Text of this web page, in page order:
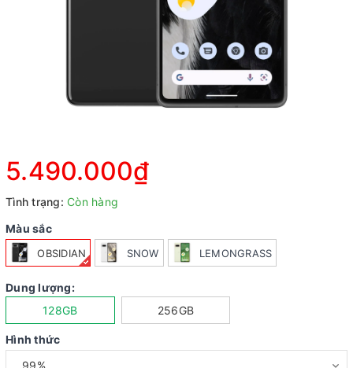
5.490.000₫
Tình trạng: Còn hàng
Màu sắc
OBSIDIAN SNOW LEMONGRASS
Dung lượng:
128GB
256GB
Hình thức